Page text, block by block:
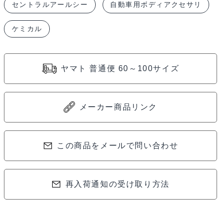
ー
ル
シ
ー
ー
DF
個
セントラルアールシー 自動車用ボディアクセサリ
ケミカル
ヤマト 普通便 60～100サイズ
メーカー商品リンク
この商品をメールで問い合わせ
再入荷通知の受け取り方法